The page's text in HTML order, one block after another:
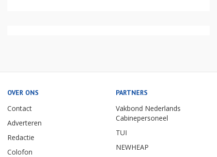
OVER ONS
Contact
Adverteren
Redactie
Colofon
PARTNERS
Vakbond Nederlands
Cabinepersoneel
TUI
NEWHEAP